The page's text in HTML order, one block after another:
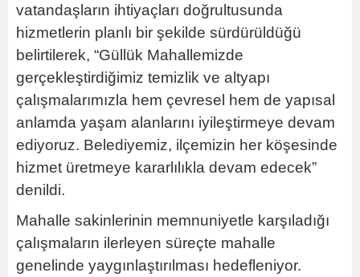
vatandaşların ihtiyaçları doğrultusunda
hizmetlerin planlı bir şekilde sürdürüldüğü
belirtilerek, “Güllük Mahallemizde
gerçekleştirdiğimiz temizlik ve altyapı
çalışmalarımızla hem çevresel hem de yapısal
anlamda yaşam alanlarını iyileştirmeye devam
ediyoruz. Belediyemiz, ilçemizin her köşesinde
hizmet üretmeye kararlılıkla devam edecek”
denildi.
Mahalle sakinlerinin memnuniyetle karşıladığı
çalışmaların ilerleyen süreçte mahalle
genelinde yaygınlaştırılması hedefleniyor.